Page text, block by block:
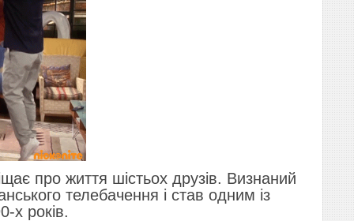
про життя шістьох друзів. Визнаний
телебачення і став одним із
х років.